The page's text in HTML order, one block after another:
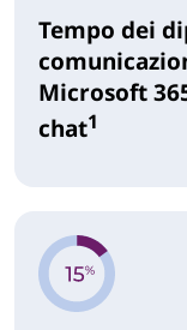
Tempo dei
Microsoft
chat1